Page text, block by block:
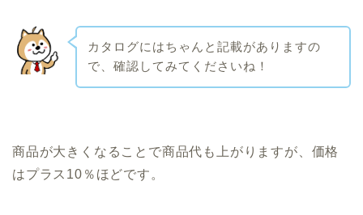
カタログにはちゃんと記載がありますの
で、確認してみてくださいね！
商品が大きくなることで商品代も上がりますが、価格
はプラス10％ほどです。